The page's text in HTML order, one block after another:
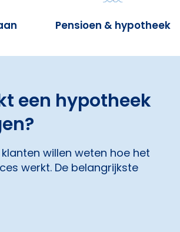
Pensioen & hypotheek
een hypotheek
willen weten hoe het
werkt. De belangrijkste